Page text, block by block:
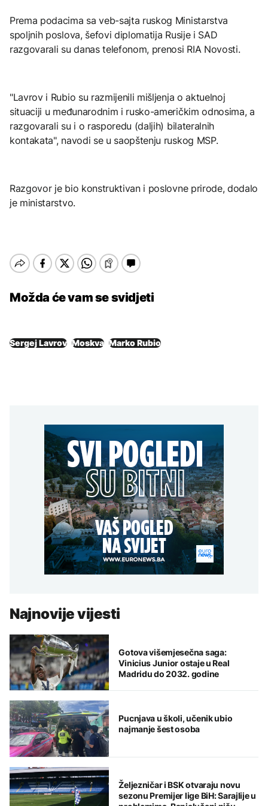
Prema podacima sa veb-sajta ruskog Ministarstva
spoljnih poslova, šefovi diplomatija Rusije i SAD
razgovarali su danas telefonom, prenosi RIA Novosti.
"Lavrov i Rubio su razmijenili mišljenja o aktuelnoj
situaciji u međunarodnim i rusko-američkim odnosima, a
razgovarali su i o rasporedu (daljih) bilateralnih
kontakata", navodi se u saopštenju ruskog MSP.
Razgovor je bio konstruktivan i poslovne prirode, dodalo
je ministarstvo.
Možda će vam se svidjeti
Sergej Lavrov Moskva Marko Rubio
Najnovije vijesti
Gotova višemjesečna saga:
Vinicius Junior ostaje u Real
Madridu do 2032. godine
Pucnjava u školi, učenik ubio
najmanje šest osoba
Željezničar i BSK otvaraju novu
sezonu Premijer lige BiH: Sarajlije u